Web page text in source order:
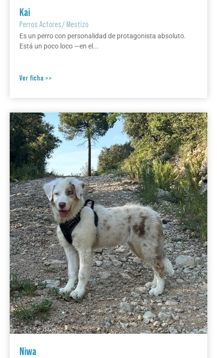
Kai
Perros Actores/Mestizo
Es un perro con personalidad de protagonista absoluto.
Está un poco loco —en el...
Ver ficha >>
Niwa